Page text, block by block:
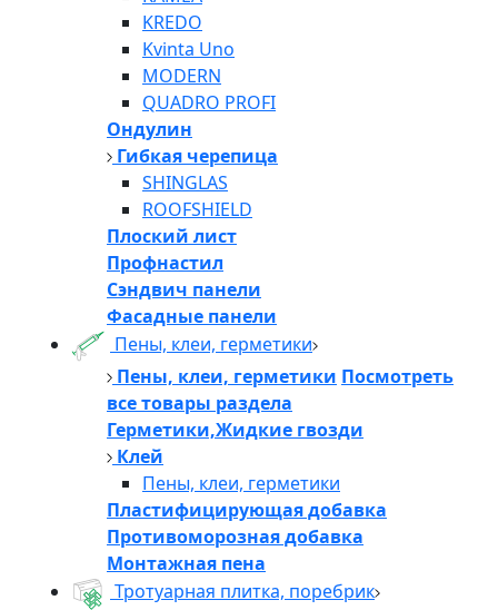
KREDO
Kvinta Uno
MODERN
QUADRO PROFI
Ондулин
Гибкая черепица
SHINGLAS
ROOFSHIELD
Плоский лист
Профнастил
Сэндвич панели
Фасадные панели
Пены, клеи, герметики
Пены, клеи, герметики Посмотреть
все товары раздела
Герметики,Жидкие гвозди
Клей
Пены, клеи, герметики
Пластифицирующая добавка
Противоморозная добавка
Монтажная пена
Тротуарная плитка, поребрик